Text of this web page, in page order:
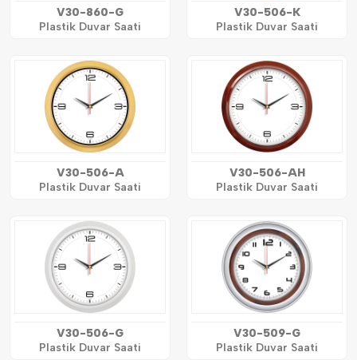
V30-860-G
Plastik Duvar Saati
V30-506-K
Plastik Duvar Saati
V30-506-A
Plastik Duvar Saati
V30-506-AH
Plastik Duvar Saati
V30-506-G
Plastik Duvar Saati
V30-509-G
Plastik Duvar Saati